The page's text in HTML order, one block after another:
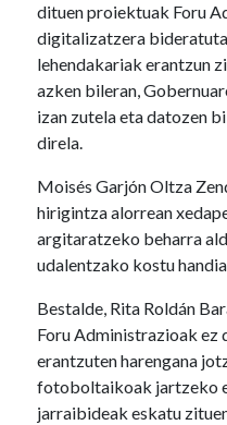
dituen proiektuak Foru
digitalizatzera
lehendakariak erantzun
azken bileran,
izan zutela eta datozen
direla.
Moisés Garjón Oltza
hirigintza alorrean
argitaratzeko beharra
udalentzako kostu
Bestalde, Rita Roldán
Foru Administrazioak
erantzuten harengana
fotoboltaikoak jartzeko
jarraibideak eskatu